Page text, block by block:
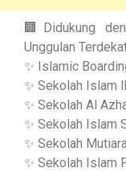
🏢Didukung
Unggulan
✨ Islamic
✨ Sekolah Islam
✨ Sekolah Al
✨ Sekolah Islam
✨ Sekolah
✨ Sekolah Islam